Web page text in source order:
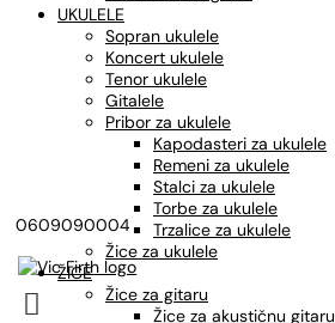
UKULELE
Sopran ukulele
Koncert ukulele
Tenor ukulele
Gitalele
Pribor za ukulele
Kapodasteri za ukulele
Remeni za ukulele
Stalci za ukulele
Torbe za ukulele
Trzalice za ukulele
Žice za ukulele
ŽICE
Žice za gitaru
Žice za akustičnu gitaru
0609090004
